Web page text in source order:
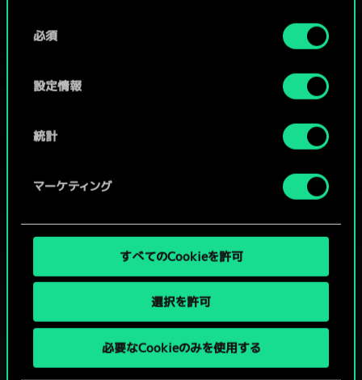
詳細は、下記の「設定」メニューでご確認ください。
必須
設定情報
統計
マーケティング
すべてのCookieを許可
選択を許可
必要なCookieのみを使用する
グウェントでひと勝負といかない